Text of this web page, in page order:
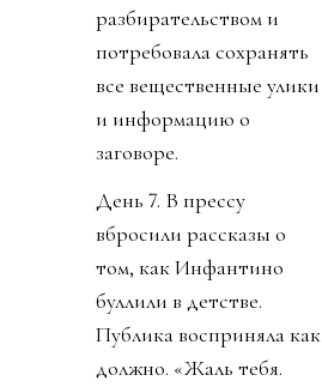
разбирательством и
потребовала сохранять
все вещественные улики
и информацию о
заговоре.
День 7. В прессу
вбросили рассказы о
том, как Инфантино
буллили в детстве.
Публика восприняла как
должно. «Жаль тебя.